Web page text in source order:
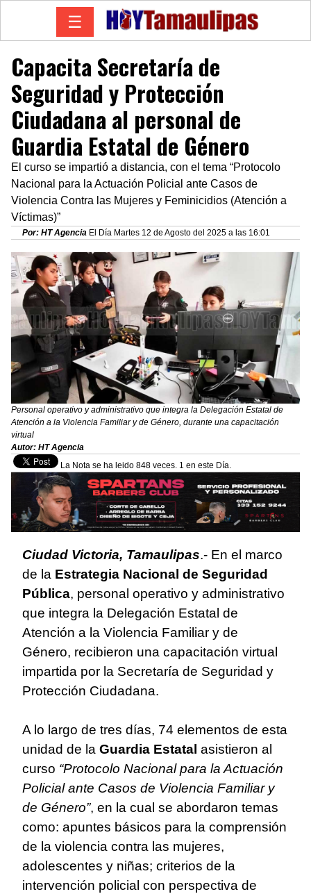
☰
Capacita Secretaría de
Seguridad y Protección
Ciudadana al personal de
Guardia Estatal de Género
El curso se impartió a distancia, con el tema “Protocolo
Nacional para la Actuación Policial ante Casos de
Violencia Contra las Mujeres y Feminicidios (Atención a
Víctimas)”
Por: HT Agencia El Día Martes 12 de Agosto del 2025 a las 16:01
Personal operativo y administrativo que integra la Delegación Estatal de
Atención a la Violencia Familiar y de Género, durante una capacitación
virtual
Autor: HT Agencia
La Nota se ha leido 848 veces. 1 en este Día.
Ciudad Victoria, Tamaulipas.- En el marco
de la Estrategia Nacional de Seguridad
Pública, personal operativo y administrativo
que integra la Delegación Estatal de
Atención a la Violencia Familiar y de
Género, recibieron una capacitación virtual
impartida por la Secretaría de Seguridad y
Protección Ciudadana.
A lo largo de tres días, 74 elementos de esta
unidad de la Guardia Estatal asistieron al
curso “Protocolo Nacional para la Actuación
Policial ante Casos de Violencia Familiar y
de Género”, en la cual se abordaron temas
como: apuntes básicos para la comprensión
de la violencia contra las mujeres,
adolescentes y niñas; criterios de la
intervención policial con perspectiva de